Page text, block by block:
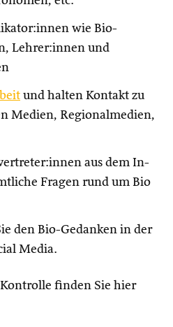
wie Bio-
Lehrer:innen und
und halten Kontakt zu
Medien, Regionalmedien,
aus dem In-
Fragen rund um Bio
den Bio-Gedanken in der
Media.
finden Sie hier